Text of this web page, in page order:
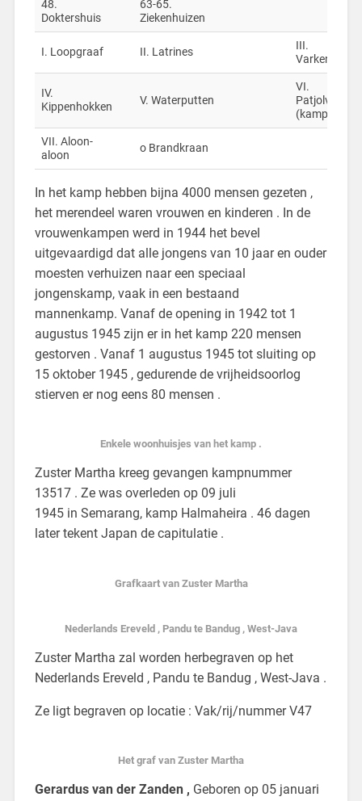
48.
Doktershuis
63-65.
Ziekenhuizen
I. Loopgraaf II. Latrines
III.
Varkenshok
IV.
Kippenhokken
V. Waterputten
VI.
Patjolveld
(kamptuin)
VII. Aloon-
aloon
o Brandkraan
In het kamp hebben bijna 4000 mensen gezeten ,
het merendeel waren vrouwen en kinderen . In de
vrouwenkampen werd in 1944 het bevel
uitgevaardigd dat alle jongens van 10 jaar en ouder
moesten verhuizen naar een speciaal
jongenskamp, vaak in een bestaand
mannenkamp. Vanaf de opening in 1942 tot 1
augustus 1945 zijn er in het kamp 220 mensen
gestorven . Vanaf 1 augustus 1945 tot sluiting op
15 oktober 1945 , gedurende de vrijheidsoorlog
stierven er nog eens 80 mensen .
Enkele woonhuisjes van het kamp .
Zuster Martha kreeg gevangen kampnummer
13517 . Ze was overleden op 09 juli
1945 in Semarang, kamp Halmaheira . 46 dagen
later tekent Japan de capitulatie .
Grafkaart van Zuster Martha
Nederlands Ereveld , Pandu te Bandug , West-Java
Zuster Martha zal worden herbegraven op het
Nederlands Ereveld , Pandu te Bandug , West-Java .
Ze ligt begraven op locatie : Vak/rij/nummer V47
Het graf van Zuster Martha
Gerardus van der Zanden , Geboren op 05 januari